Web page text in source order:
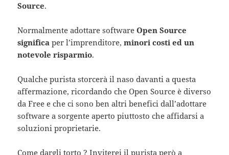
Source.
Normalmente adottare softwareOpen Source
significa per l’imprenditore,minori costi ed un
notevole risparmio.
Qualche purista storcerà il naso davanti a questa
affermazione, ricordando che Open Source è diverso
da Free e che ci sono ben altri benefici dall’adottare
software a sorgente aperto piuttosto che affidarsi a
soluzioni proprietarie.
Come dargli torto ? Inviterei il purista però a